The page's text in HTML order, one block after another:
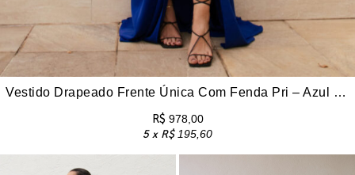
Vestido Drapeado Frente Única Com Fenda Pri – Azul Royal
R$ 978,00
5 x R$195,60